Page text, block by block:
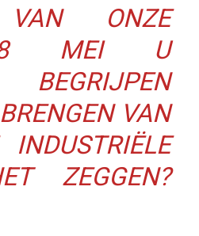
ONZE
8 MEI U
BEGRIJPEN
VAN
ZEGGEN?